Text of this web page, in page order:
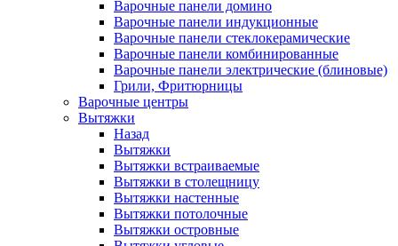
Варочные панели домино
Варочные панели индукционные
Варочные панели стеклокерамические
Варочные панели комбинированные
Варочные панели электрические (блиновые)
Грили, Фритюрницы
Варочные центры
Вытяжки
Назад
Вытяжки
Вытяжки встраиваемые
Вытяжки в столещницу
Вытяжки настенные
Вытяжки потолочные
Вытяжки островные